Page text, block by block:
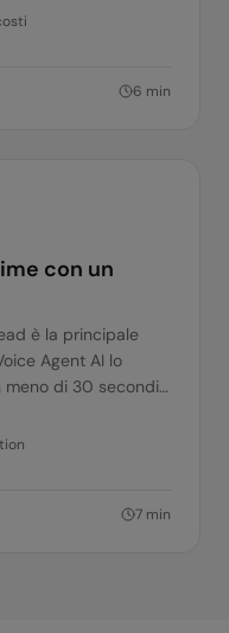
6 min
con un
è la principale
Agent AI lo
di 30 secondi.
7 min